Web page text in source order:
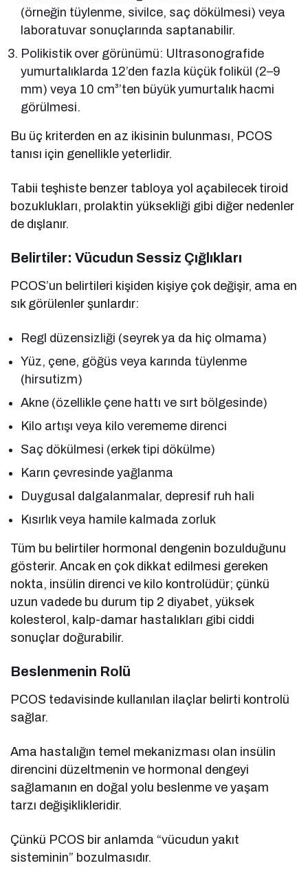
(örneğin tüylenme, sivilce, saç dökülmesi) veya
laboratuvar sonuçlarında saptanabilir.
Polikistik over görünümü: Ultrasonografide
yumurtalıklarda 12’den fazla küçük folikül (2–9
mm) veya 10 cm³’ten büyük yumurtalık hacmi
görülmesi.
Bu üç kriterden en az ikisinin bulunması, PCOS
tanısı için genellikle yeterlidir.
Tabii teşhiste benzer tabloya yol açabilecek tiroid
bozuklukları, prolaktin yüksekliği gibi diğer nedenler
de dışlanır.
Belirtiler: Vücudun Sessiz Çığlıkları
PCOS’un belirtileri kişiden kişiye çok değişir, ama en
sık görülenler şunlardır:
Regl düzensizliği (seyrek ya da hiç olmama)
Yüz, çene, göğüs veya karında tüylenme
(hirsutizm)
Akne (özellikle çene hattı ve sırt bölgesinde)
Kilo artışı veya kilo verememe direnci
Saç dökülmesi (erkek tipi dökülme)
Karın çevresinde yağlanma
Duygusal dalgalanmalar, depresif ruh hali
Kısırlık veya hamile kalmada zorluk
Tüm bu belirtiler hormonal dengenin bozulduğunu
gösterir. Ancak en çok dikkat edilmesi gereken
nokta, insülin direnci ve kilo kontrolüdür; çünkü
uzun vadede bu durum tip 2 diyabet, yüksek
kolesterol, kalp-damar hastalıkları gibi ciddi
sonuçlar doğurabilir.
Beslenmenin Rolü
PCOS tedavisinde kullanılan ilaçlar belirti kontrolü
sağlar.
Ama hastalığın temel mekanizması olan insülin
direncini düzeltmenin ve hormonal dengeyi
sağlamanın en doğal yolu beslenme ve yaşam
tarzı değişiklikleridir.
Çünkü PCOS bir anlamda “vücudun yakıt
sisteminin” bozulmasıdır.